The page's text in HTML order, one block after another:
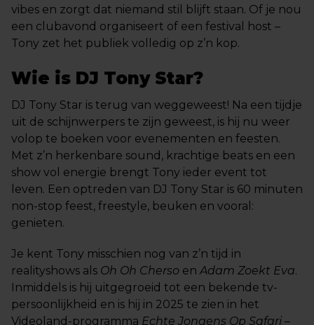
vibes en zorgt dat niemand stil blijft staan. Of je nou
een clubavond organiseert of een festival host –
Tony zet het publiek volledig op z’n kop.
Wie is DJ Tony Star?
DJ Tony Star is terug van weggeweest! Na een tijdje
uit de schijnwerpers te zijn geweest, is hij nu weer
volop te boeken voor evenementen en feesten.
Met z’n herkenbare sound, krachtige beats en een
show vol energie brengt Tony ieder event tot
leven. Een optreden van DJ Tony Star is 60 minuten
non-stop feest, freestyle, beuken en vooral:
genieten.
Je kent Tony misschien nog van z’n tijd in
realityshows als Oh Oh Cherso enAdam Zoekt Eva.
Inmiddels is hij uitgegroeid tot een bekende tv-
persoonlijkheid en is hij in 2025 te zien in het
Videoland-programma Echte Jongens Op Safari –